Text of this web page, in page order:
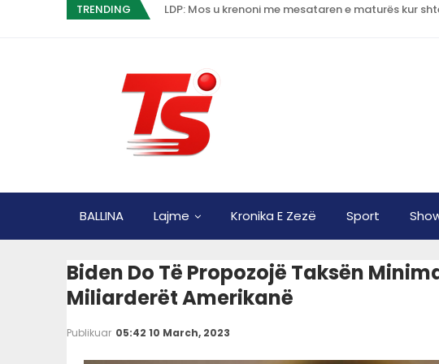
TRENDING LDP: Mos u krenoni me mesataren e maturës kur
BALLINA Lajme Kronika E Zezë Sport
Biden Do Të Propozojë Taksën
Miliarderët Amerikanë
Publikuar 05:42 10 March, 2023